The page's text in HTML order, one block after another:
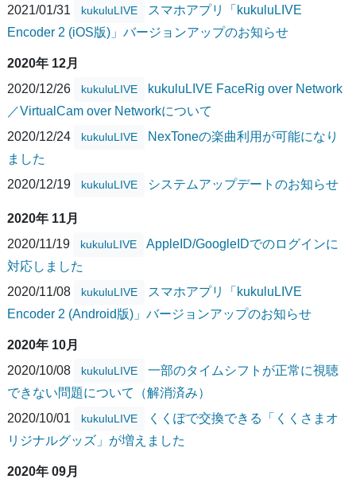
2021/01/31
kukuluLIVE
スマホアプリ「kukuluLIVE
Encoder 2 (iOS版)」バージョンアップのお知らせ
2020年 12月
2020/12/26
kukuluLIVE
kukuluLIVE FaceRig over Network
／VirtualCam over Networkについて
2020/12/24
kukuluLIVE
NexToneの楽曲利用が可能になり
ました
2020/12/19
kukuluLIVE システムアップデートのお知らせ
2020年 11月
2020/11/19
kukuluLIVE
AppleID/GoogleIDでのログインに
対応しました
2020/11/08
kukuluLIVE
スマホアプリ「kukuluLIVE
Encoder 2 (Android版)」バージョンアップのお知らせ
2020年 10月
2020/10/08
kukuluLIVE
一部のタイムシフトが正常に視聴
できない問題について（解消済み）
2020/10/01
kukuluLIVE
くくぽで交換できる「くくさまオ
リジナルグッズ」が増えました
2020年 09月